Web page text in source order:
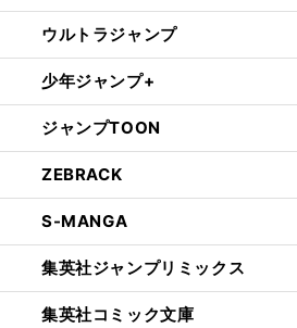
ウルトラジャンプ
少年ジャンプ+
ジャンプTOON
ZEBRACK
S-MANGA
集英社ジャンプリミックス
集英社コミック文庫